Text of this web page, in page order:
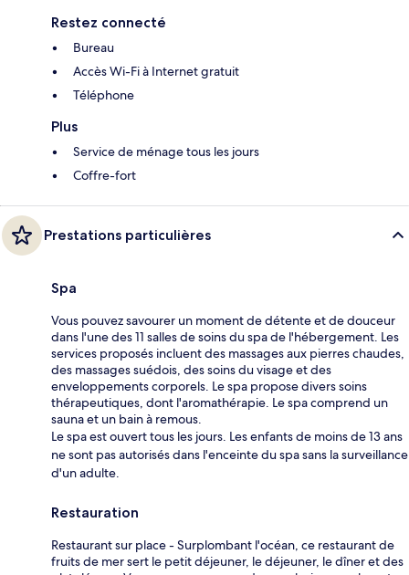
Restez connecté
Bureau
Accès Wi-Fi à Internet gratuit
Téléphone
Plus
Service de ménage tous les jours
Coffre-fort
Prestations particulières
Spa
Vous pouvez savourer un moment de détente et de douceur
dans l'une des 11 salles de soins du spa de l'hébergement. Les
services proposés incluent des massages aux pierres chaudes,
des massages suédois, des soins du visage et des
enveloppements corporels. Le spa propose divers soins
thérapeutiques, dont l'aromathérapie. Le spa comprend un
sauna et un bain à remous.
Le spa est ouvert tous les jours. Les enfants de moins de 13 ans
ne sont pas autorisés dans l'enceinte du spa sans la surveillance
d'un adulte.
Restauration
Restaurant sur place - Surplombant l'océan, ce restaurant de
fruits de mer sert le petit déjeuner, le déjeuner, le dîner et des